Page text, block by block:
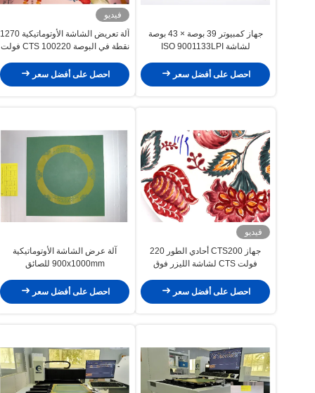
جهاز كمبيوتر 39 بوصة × 43 بوصة
لشاشة ISO 9001133LPI
احصل على أفضل سعر
فيديو
آلة تعريض الشاشة الأوتوماتيكية 1270
نقطة في البوصة CTS 100220 فولت
احصل على أفضل سعر
فيديو
جهاز CTS200 أحادي الطور 220
فولت CTS لشاشة الليزر فوق
احصل على أفضل سعر
آلة عرض الشاشة الأوتوماتيكية
900x1000mm للصائق
احصل على أفضل سعر